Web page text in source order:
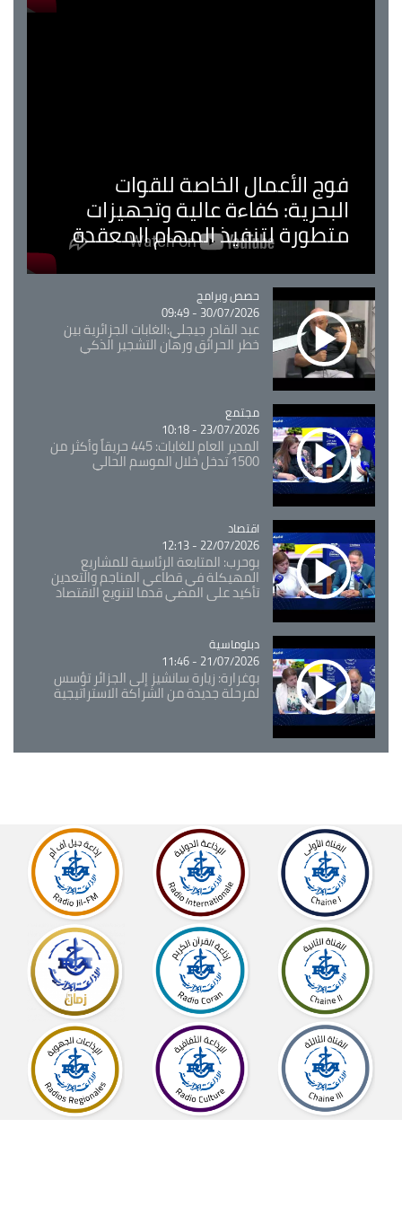
فوج الأعمال الخاصة للقوات
البحرية: كفاءة عالية وتجهيزات
متطورة لتنفيذ المهام المعقدة
Catégorie
حصص وبرامج
30/07/2026 - 09:49
عبد القادر جيجلي:الغابات الجزائرية بين
خطر الحرائق ورهان التشجير الذكي
Catégorie
مجتمع
23/07/2026 - 10:18
المدير العام للغابات: 445 حريقاً وأكثر من
1500 تدخل خلال الموسم الحالي
Catégorie
اقتصاد
22/07/2026 - 12:13
بوحرب: المتابعة الرئاسية للمشاريع
المهيكلة في قطاعي المناجم والتعدين
تأكيد على المضي قدما لتنويع الاقتصاد
Catégorie
دبلوماسية
21/07/2026 - 11:46
بوغرارة: زيارة سانشيز إلى الجزائر تؤسس
لمرحلة جديدة من الشراكة الاستراتيجية